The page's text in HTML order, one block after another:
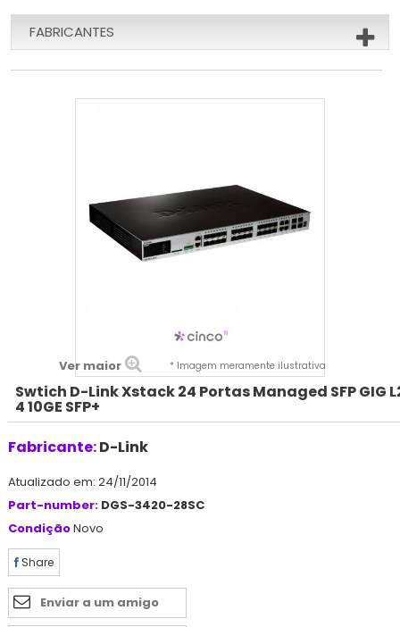
FABRICANTES
Ver maior * Imagem meramente ilustrativa
Swtich D-Link Xstack 24 Portas Managed SFP GIG
4 10GE SFP+
Fabricante:D-Link
Atualizado em: 24/11/2014
Part-number: DGS-3420-28SC
CondiçãoNovo
Share
Enviar a um amigo